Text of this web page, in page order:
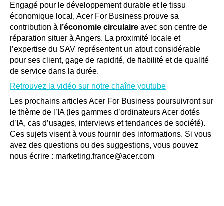
Engagé pour le développement durable et le tissu
économique local, Acer For Business prouve sa
contribution à l’économie circulaire avec son centre de
réparation situer à Angers. La proximité locale et
l’expertise du SAV représentent un atout considérable
pour ses client, gage de rapidité, de fiabilité et de qualité
de service dans la durée.
Retrouvez la vidéo sur notre chaîne youtube
Les prochains articles Acer For Business poursuivront sur
le thème de l’IA (les gammes d’ordinateurs Acer dotés
d’IA, cas d’usages, interviews et tendances de société).
Ces sujets visent à vous fournir des informations. Si vous
avez des questions ou des suggestions, vous pouvez
nous écrire : marketing.france@acer.com